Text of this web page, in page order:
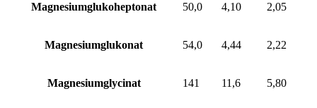
Magnesiumglukoheptonat 50,0 4,10 2,05
Magnesiumglukonat 54,0 4,44 2,22
Magnesiumglycinat 141 11,6 5,80